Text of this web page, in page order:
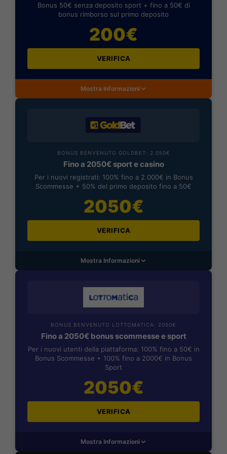
Bonus 50€ senza deposito sport + fino a 50€ di
bonus rimborso sul primo deposito
200€
VERIFICA
Mostra Informazioni
BONUS BENVENUTO GOLDBET: 2.050€
Fino a 2050€ sport e casino
Per i nuovi registrati: 100% fino a 2.000€ in Bonus
Scommesse + 50% del primo deposito fino a 50€
2050€
VERIFICA
Mostra Informazioni
BONUS BENVENUTO LOTTOMATICA: 2050€
Fino a 2050€ bonus scommesse e sport
Per i nuovi utenti della piattaforma: 100% fino a 50€ in
Bonus Scommesse + 100% fino a 2000€ in Bonus
Sport
2050€
VERIFICA
Mostra Informazioni